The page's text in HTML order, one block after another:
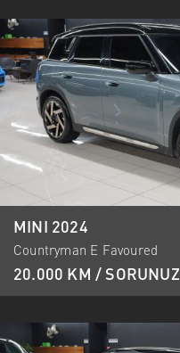
MINI 2024
Countryman E Favoured
20.000 KM / SORUNUZ